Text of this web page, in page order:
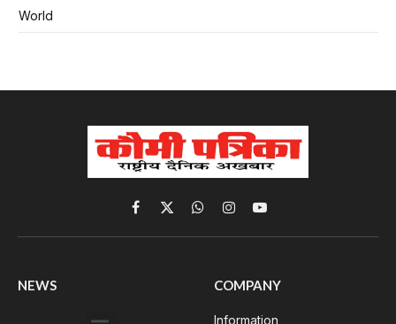
World
Facebook
X
(Twitter)
WhatsApp
InstagramYouTube
NEWS COMPANY
Information